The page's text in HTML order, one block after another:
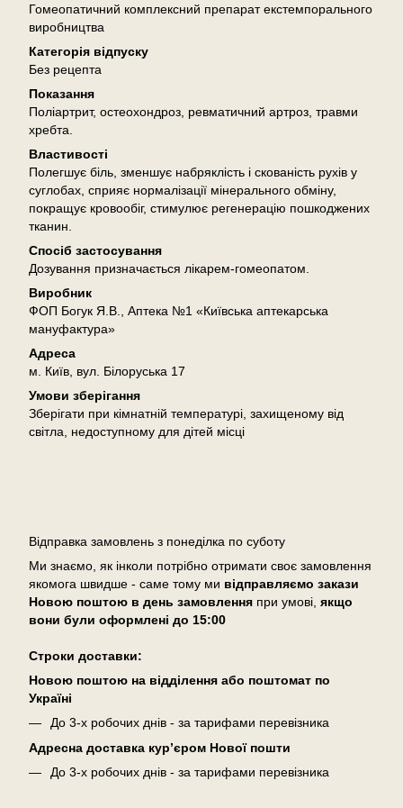
Гомеопатичний комплексний препарат екстемпорального
виробництва
Категорія відпуску
Без рецепта
Показання
Поліартрит, остеохондроз, ревматичний артроз, травми
хребта.
Властивості
Полегшує біль, зменшує набряклість і скованість рухів у
суглобах, сприяє нормалізації мінерального обміну,
покращує кровообіг, стимулює регенерацію пошкоджених
тканин.
Спосіб застосування
Дозування призначається лікарем-гомеопатом.
Виробник
ФОП Богук Я.В., Аптека №1 «Київська аптекарська
мануфактура»
Адреса
м. Київ, вул. Білоруська 17
Умови зберігання
Зберігати при кімнатній температурі, захищеному від
світла, недоступному для дітей місці
Відправка замовлень з понеділка по суботу
Ми знаємо, як інколи потрібно отримати своє замовлення
якомога швидше - саме тому ми відправляємо закази
Новою поштою в день замовлення при умові, якщо
вони були оформлені до 15:00
Cтроки доставки:
Новою поштою на відділення або поштомат по
Україні
До 3-х робочих днів - за тарифами перевізника
Адресна доставка кур’єром Нової пошти
До 3-х робочих днів - за тарифами перевізника